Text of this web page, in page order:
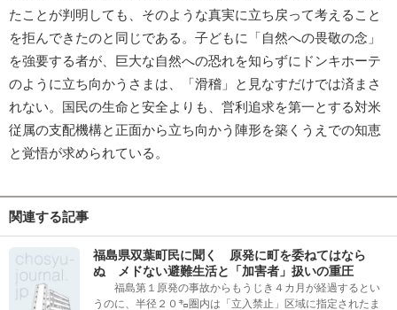
たことが判明しても、そのような真実に立ち戻って考えること
を拒んできたのと同じである。子どもに「自然への畏敬の念」
を強要する者が、巨大な自然への恐れを知らずにドンキホーテ
のように立ち向かうさまは、「滑稽」と見なすだけでは済まさ
れない。国民の生命と安全よりも、営利追求を第一とする対米
従属の支配機構と正面から立ち向かう陣形を築くうえでの知恵
と覚悟が求められている。
関連する記事
福島県双葉町民に聞く 原発に町を委ねてはなら
ぬ メドない避難生活と「加害者」扱いの重圧
福島第１原発の事故からもうじき４カ月が経過するとい
うのに、半径２０㌔圏内は「立入禁止」区域に指定されたま